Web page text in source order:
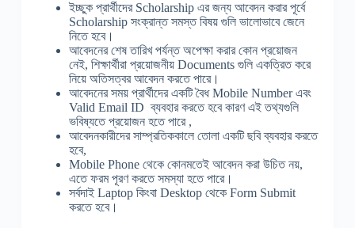
ইচ্ছুক প্রার্থীদের Scholarship এর জন্য আবেদন করার পূর্বে
Scholarship সংক্রান্ত সমস্ত বিষয় গুলি ভালোভাবে জেনে
নিতে হবে।
আবেদনের শেষ তারিখ পর্যন্ত অপেক্ষা করার কোন প্রয়োজন
নেই, শিক্ষার্থীরা প্রয়োজনীয় Documents গুলি একত্রিত করে
নিয়ে অতিসত্বর আবেদন করতে পারে।
আবেদনের সময় প্রার্থীদের একটি বৈধ Mobile Number এবং
Valid Email ID ব্যবহার করতে হবে কারণ এই তথ্যগুলি
ভবিষ্যতে প্রয়োজন হতে পারে ,
আবেদনকারীদের সাম্প্রতিককালে তোলা একটি ছবি ব্যবহার করতে
হবে,
Mobile Phone থেকে কোনমতেই আবেদন করা উচিত নয়,
এতে ফরম পূরণ করতে সমস্যা হতে পারে।
সর্বদাই Laptop কিংবা Desktop থেকে Form Submit
করতে হবে।